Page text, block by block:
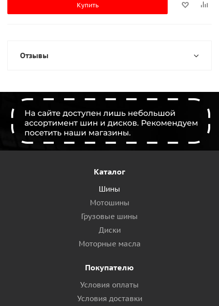
Купить
Отзывы
Каталог
Шины
Мотошины
Грузовые шины
Диски
Моторные масла
Покупателю
Условия оплаты
Условия доставки